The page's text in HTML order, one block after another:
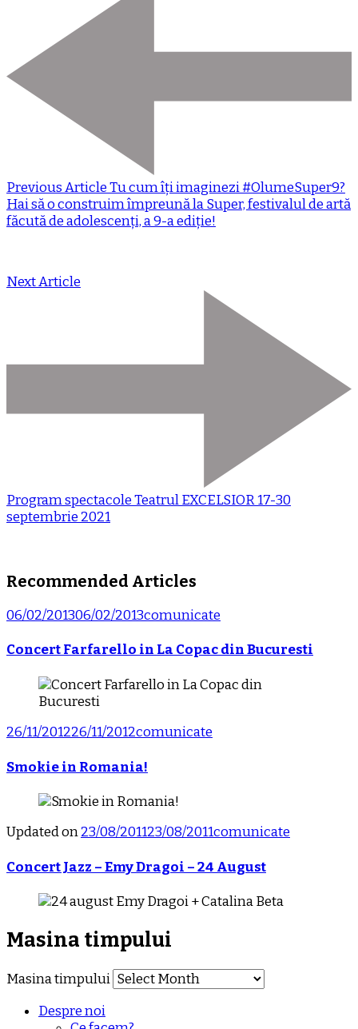
Previous ArticleTu cum îți imaginezi #OlumeSuper9?
Hai să o construim împreună la Super, festivalul de artă
făcută de adolescenți, a 9-a ediție!
Next Article
Program spectacole Teatrul EXCELSIOR 17-30
septembrie 2021
Recommended Articles
06/02/201306/02/2013comunicate
Concert Farfarello in La Copac din Bucuresti
26/11/201226/11/2012comunicate
Smokie in Romania!
Updated on23/08/201123/08/2011comunicate
Concert Jazz – Emy Dragoi – 24 August
Masina timpului
Masina timpului
Despre noi